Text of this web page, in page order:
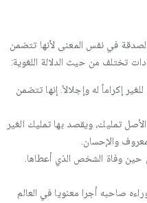
في نفس المعنى لأنها تتضمن
تختلف من حيث الدلالة اللغوية:
إكراماً له وإجلالاً. إنها تتضمن
تمليك، ويقصد بها تمليك الغير
والإحسان.
حين وفاة الشخص الذي أعطاها.
صاحبه أجرا معنويا في العالم